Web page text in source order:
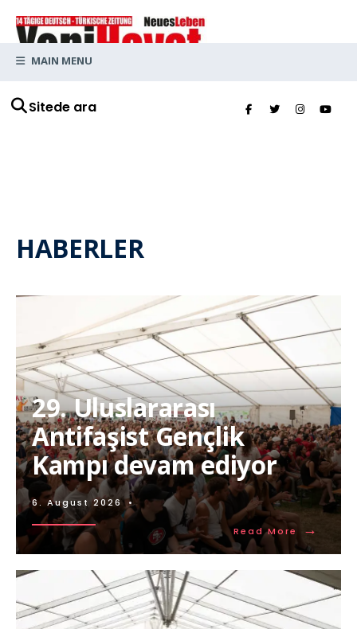
Sitede ara
MAIN MENU
HABERLER
29. Uluslararası
Antifaşist Gençlik
Kampı devam ediyor
6. August 2026 •
Read More →